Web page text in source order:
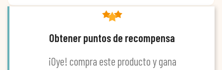
Obtener puntos de recompensa
¡Oye! compra este producto y gana